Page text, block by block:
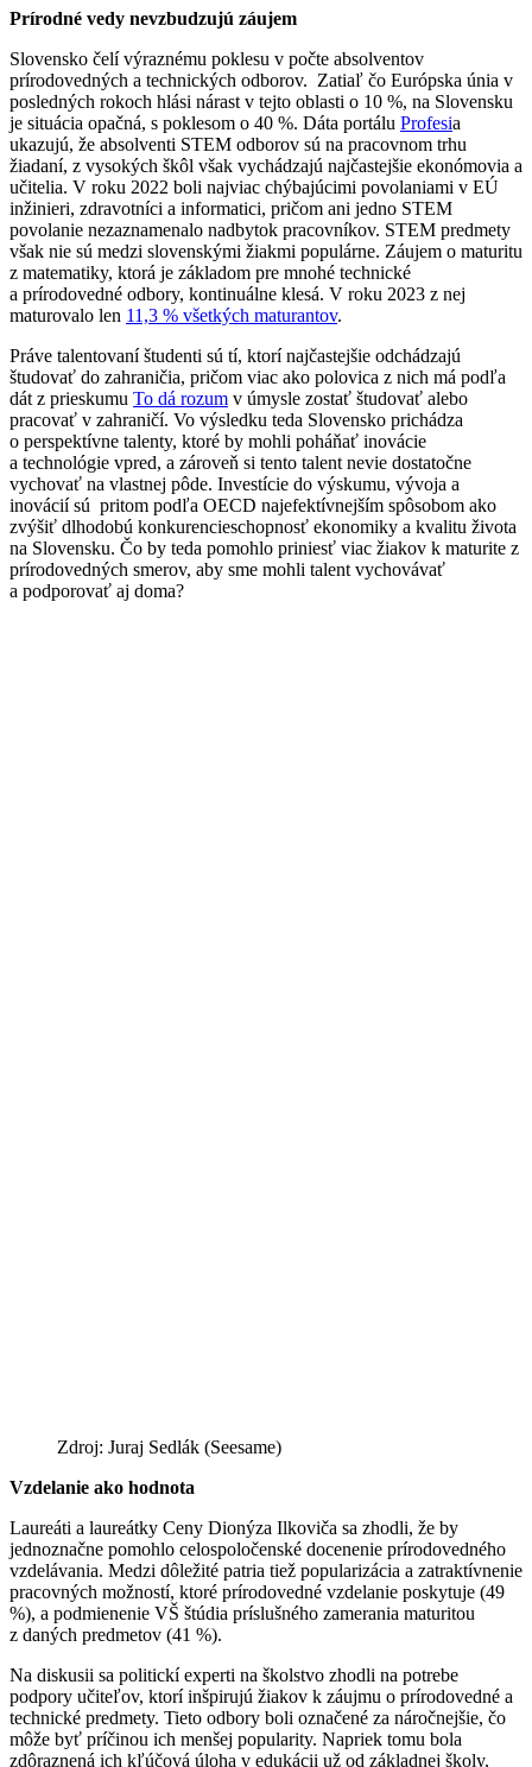
Prírodné vedy nevzbudzujú záujem
Slovensko čelí výraznému poklesu v počte absolventov
prírodovedných a technických odborov. Zatiaľ čo Európska únia v
posledných rokoch hlási nárast v tejto oblasti o 10 %, na Slovensku
je situácia opačná, s poklesom o 40 %. Dáta portálu Profesia
ukazujú, že absolventi STEM odborov sú na pracovnom trhu
žiadaní, z vysokých škôl však vychádzajú najčastejšie ekonómovia a
učitelia. V roku 2022 boli najviac chýbajúcimi povolaniami v EÚ
inžinieri, zdravotníci a informatici, pričom ani jedno STEM
povolanie nezaznamenalo nadbytok pracovníkov. STEM predmety
však nie sú medzi slovenskými žiakmi populárne. Záujem o maturitu
z matematiky, ktorá je základom pre mnohé technické
a prírodovedné odbory, kontinuálne klesá. V roku 2023 z nej
maturovalo len 11,3 % všetkých maturantov.
Práve talentovaní študenti sú tí, ktorí najčastejšie odchádzajú
študovať do zahraničia, pričom viac ako polovica z nich má podľa
dát z prieskumu To dá rozum v úmysle zostať študovať alebo
pracovať v zahraničí. Vo výsledku teda Slovensko prichádza
o perspektívne talenty, ktoré by mohli poháňať inovácie
a technológie vpred, a zároveň si tento talent nevie dostatočne
vychovať na vlastnej pôde. Investície do výskumu, vývoja a
inovácií sú pritom podľa OECD najefektívnejším spôsobom ako
zvýšiť dlhodobú konkurencieschopnosť ekonomiky a kvalitu života
na Slovensku. Čo by teda pomohlo priniesť viac žiakov k maturite z
prírodovedných smerov, aby sme mohli talent vychovávať
a podporovať aj doma?
Zdroj: Juraj Sedlák (Seesame)
Vzdelanie ako hodnota
Laureáti a laureátky Ceny Dionýza Ilkoviča sa zhodli, že by
jednoznačne pomohlo celospoločenské docenenie prírodovedného
vzdelávania. Medzi dôležité patria tiež popularizácia a zatraktívnenie
pracovných možností, ktoré prírodovedné vzdelanie poskytuje (49
%), a podmienenie VŠ štúdia príslušného zamerania maturitou
z daných predmetov (41 %).
Na diskusii sa politickí experti na školstvo zhodli na potrebe
podpory učiteľov, ktorí inšpirujú žiakov k záujmu o prírodovedné a
technické predmety. Tieto odbory boli označené za náročnejšie, čo
môže byť príčinou ich menšej popularity. Napriek tomu bola
zdôraznená ich kľúčová úloha v edukácii už od základnej školy,